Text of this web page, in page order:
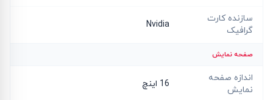
سازنده کارت
گرافیک
Nvidia
صفحه نمایش
اندازه صفحه
نمایش
16 اینچ